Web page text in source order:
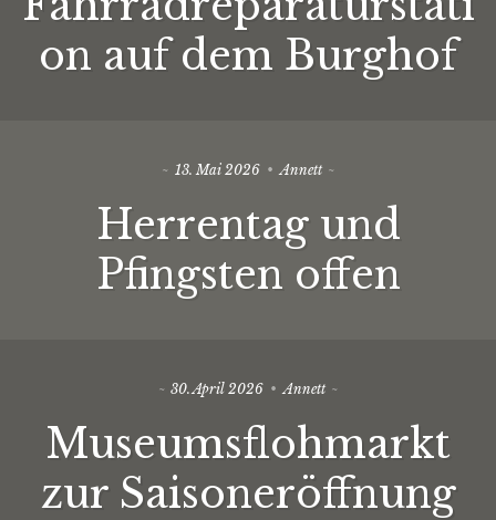
on auf dem Burghof
13. Mai 2026 Annett
Herrentag und
Pfingsten offen
30. April 2026 Annett
Museumsflohmarkt
zur Saisoneröffnung